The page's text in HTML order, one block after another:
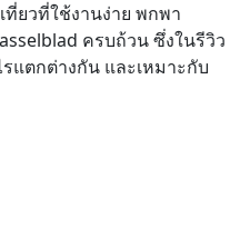
ยวที่ใช้งานง่าย พกพา
ครบถ้วน ซึ่งในรีวิว
แตกต่างกัน และเหมาะกับ